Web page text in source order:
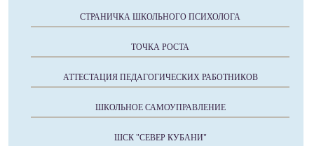
СТРАНИЧКА ШКОЛЬНОГО ПСИХОЛОГА
ТОЧКА РОСТА
АТТЕСТАЦИЯ ПЕДАГОГИЧЕСКИХ РАБОТНИКОВ
ШКОЛЬНОЕ САМОУПРАВЛЕНИЕ
ШСК "СЕВЕР КУБАНИ"